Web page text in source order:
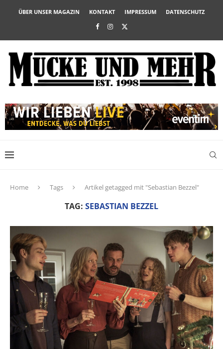
ÜBER UNSER MAGAZIN KONTAKT IMPRESSUM DATENSCHUTZ
Home Tags Artikel getagged mit "Sebastian Bezzel"
TAG: SEBASTIAN BEZZEL